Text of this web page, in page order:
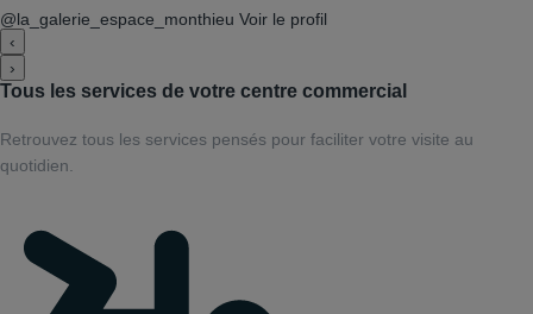
@la_galerie_espace_monthieu Voir le profil
‹
›
Tous les services de votre centre commercial
Retrouvez tous les services pensés pour faciliter votre visite au
quotidien.